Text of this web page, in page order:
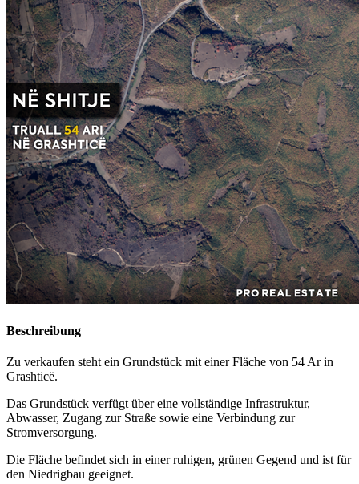
Beschreibung
Zu verkaufen steht ein Grundstück mit einer Fläche von 54 Ar in
Grashticë.
Das Grundstück verfügt über eine vollständige Infrastruktur,
Abwasser, Zugang zur Straße sowie eine Verbindung zur
Stromversorgung.
Die Fläche befindet sich in einer ruhigen, grünen Gegend und ist für
den Niedrigbau geeignet.